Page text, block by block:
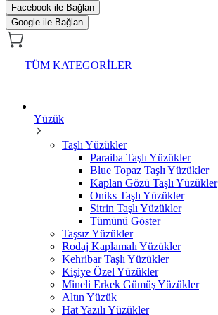
Facebook ile Bağlan
Google ile Bağlan
TÜM KATEGORİLER
Yüzük
Taşlı Yüzükler
Paraiba Taşlı Yüzükler
Blue Topaz Taşlı Yüzükler
Kaplan Gözü Taşlı Yüzükler
Oniks Taşlı Yüzükler
Sitrin Taşlı Yüzükler
Tümünü Göster
Taşsız Yüzükler
Rodaj Kaplamalı Yüzükler
Kehribar Taşlı Yüzükler
Kişiye Özel Yüzükler
Mineli Erkek Gümüş Yüzükler
Altın Yüzük
Hat Yazılı Yüzükler